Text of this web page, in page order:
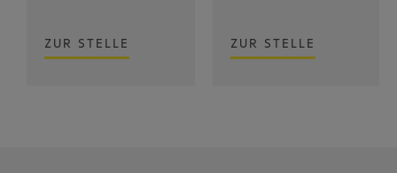
ZUR STELLE ZUR STELLE